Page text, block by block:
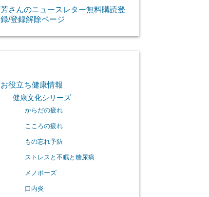
芳さんのニュースレター無料購読登
録/登録解除ページ
お役立ち健康情報
健康文化シリーズ
からだの疲れ
こころの疲れ
もの忘れ予防
ストレスと不眠と糖尿病
メノポーズ
口内炎